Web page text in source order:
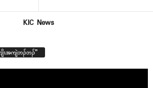
KIC News
ၤအကျဲဘၣ်ဘၣ်”